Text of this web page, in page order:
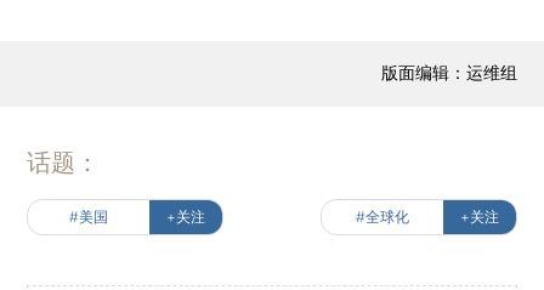
版面编辑：运维组
话题：
#美国 +关注 #全球化 +关注